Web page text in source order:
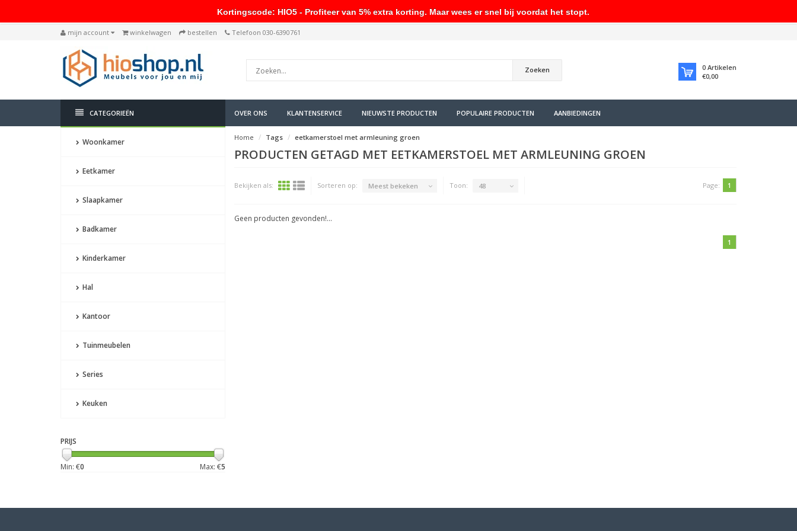
mijn account winkelwagen bestellen Telefoon 030-6390761
Zoeken 0 Artikelen
€0,00
CATEGORIEËN OVER ONS KLANTENSERVICE NIEUWSTE PRODUCTEN POPULAIRE PRODUCTEN AANBIEDINGEN
Woonkamer
Eetkamer
Slaapkamer
Badkamer
Kinderkamer
Hal
Kantoor
Tuinmeubelen
Series
Keuken
PRIJS
Min: €0 Max: €5
Home Tags eetkamerstoel met armleuning groen
PRODUCTEN GETAGD MET EETKAMERSTOEL MET ARMLEUNING GROEN
Bekijken als: Sorteren op: Meest bekeken Toon: 48 Page: 1
Geen producten gevonden!...
1
Kortingscode: HIO5 - Profiteer van 5% extra korting. Maar wees er snel bij voordat het stopt.